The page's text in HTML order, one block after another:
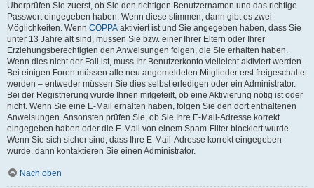
Überprüfen Sie zuerst, ob Sie den richtigen Benutzernamen und das richtige
Passwort eingegeben haben. Wenn diese stimmen, dann gibt es zwei
Möglichkeiten. Wenn COPPA aktiviert ist und Sie angegeben haben, dass Sie
unter 13 Jahre alt sind, müssen Sie bzw. einer Ihrer Eltern oder Ihrer
Erziehungsberechtigten den Anweisungen folgen, die Sie erhalten haben.
Wenn dies nicht der Fall ist, muss Ihr Benutzerkonto vielleicht aktiviert werden.
Bei einigen Foren müssen alle neu angemeldeten Mitglieder erst freigeschaltet
werden – entweder müssen Sie dies selbst erledigen oder ein Administrator.
Bei der Registrierung wurde Ihnen mitgeteilt, ob eine Aktivierung nötig ist oder
nicht. Wenn Sie eine E-Mail erhalten haben, folgen Sie den dort enthaltenen
Anweisungen. Ansonsten prüfen Sie, ob Sie Ihre E-Mail-Adresse korrekt
eingegeben haben oder die E-Mail von einem Spam-Filter blockiert wurde.
Wenn Sie sich sicher sind, dass Ihre E-Mail-Adresse korrekt eingegeben
wurde, dann kontaktieren Sie einen Administrator.
Nach oben